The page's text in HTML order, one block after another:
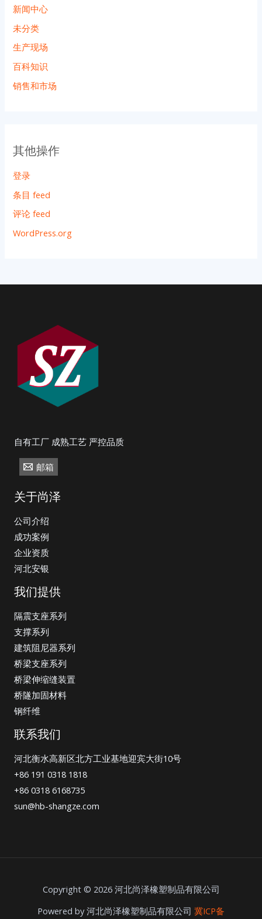
新闻中心
未分类
生产现场
百科知识
销售和市场
其他操作
登录
条目 feed
评论 feed
WordPress.org
自有工厂 成熟工艺 严控品质
邮箱
关于尚泽
公司介绍
成功案例
企业资质
河北安银
我们提供
隔震支座系列
支撑系列
建筑阻尼器系列
桥梁支座系列
桥梁伸缩缝装置
桥隧加固材料
钢纤维
联系我们
河北衡水高新区北方工业基地迎宾大街10号
+86 191 0318 1818
+86 0318 6168735
sun@hb-shangze.com
Copyright © 2026 河北尚泽橡塑制品有限公司
Powered by 河北尚泽橡塑制品有限公司 冀ICP备